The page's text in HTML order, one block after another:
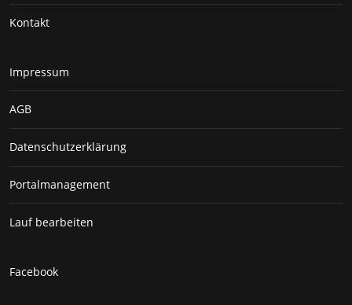
Kontakt
Impressum
AGB
Datenschutzerklärung
Portalmanagement
Lauf bearbeiten
Facebook